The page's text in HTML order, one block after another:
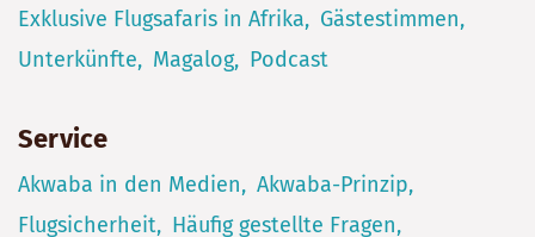
Exklusive Flugsafaris in Afrika
Gästestimmen
Unterkünfte
Magalog Podcast
Service
Akwaba in den Medien
Akwaba-Prinzip
Flugsicherheit
Häufig gestellte Fragen